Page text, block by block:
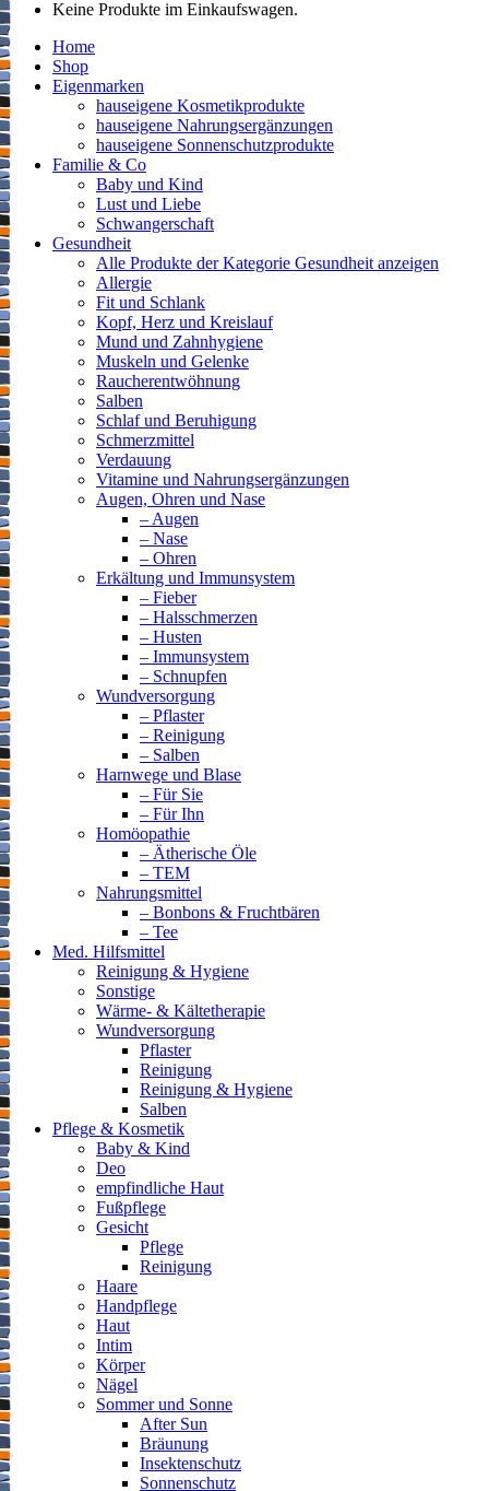
Keine Produkte im Einkaufswagen.
Home
Shop
Eigenmarken
hauseigene Kosmetikprodukte
hauseigene Nahrungsergänzungen
hauseigene Sonnenschutzprodukte
Familie & Co
Baby und Kind
Lust und Liebe
Schwangerschaft
Gesundheit
Alle Produkte der Kategorie Gesundheit anzeigen
Allergie
Fit und Schlank
Kopf, Herz und Kreislauf
Mund und Zahnhygiene
Muskeln und Gelenke
Raucherentwöhnung
Salben
Schlaf und Beruhigung
Schmerzmittel
Verdauung
Vitamine und Nahrungsergänzungen
Augen, Ohren und Nase
– Augen
– Nase
– Ohren
Erkältung und Immunsystem
– Fieber
– Halsschmerzen
– Husten
– Immunsystem
– Schnupfen
Wundversorgung
– Pflaster
– Reinigung
– Salben
Harnwege und Blase
– Für Sie
– Für Ihn
Homöopathie
– Ätherische Öle
– TEM
Nahrungsmittel
– Bonbons & Fruchtbären
– Tee
Med. Hilfsmittel
Reinigung & Hygiene
Sonstige
Wärme- & Kältetherapie
Wundversorgung
Pflaster
Reinigung
Reinigung & Hygiene
Salben
Pflege & Kosmetik
Baby & Kind
Deo
empfindliche Haut
Fußpflege
Gesicht
Pflege
Reinigung
Haare
Handpflege
Haut
Intim
Körper
Nägel
Sommer und Sonne
After Sun
Bräunung
Insektenschutz
Sonnenschutz